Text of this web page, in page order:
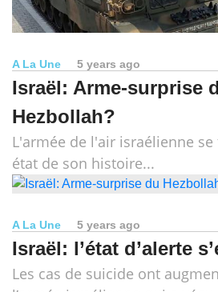
A La Une 5 years ago
Israël: Arme-surprise
Hezbollah?
L'armée de l'air israélienne
état de son histoire...
A La Une 5 years ago
Israël: l’état d’alerte
Les cas de suicide ont